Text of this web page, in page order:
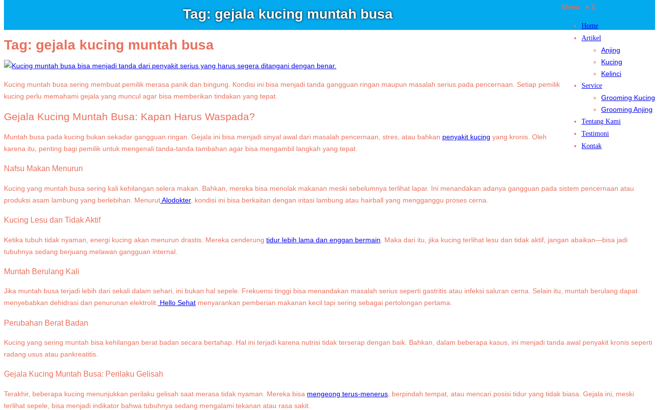
Menu ≡ ╳
Home
Artikel
Anjing
Kucing
Kelinci
Service
Grooming Kucing
Grooming Anjing
Tentang Kami
Testimoni
Kontak
Tag: gejala kucing muntah busa
Tag: gejala kucing muntah busa
Kucing muntah busa sering membuat pemilik merasa panik dan bingung. Kondisi ini bisa menjadi tanda gangguan ringan maupun masalah serius pada pencernaan. Setiap pemilik
kucing perlu memahami gejala yang muncul agar bisa memberikan tindakan yang tepat.
Gejala Kucing Muntah Busa: Kapan Harus Waspada?
Muntah busa pada kucing bukan sekadar gangguan ringan. Gejala ini bisa menjadi sinyal awal dari masalah pencernaan, stres, atau bahkan penyakit kucing yang kronis. Oleh
karena itu, penting bagi pemilik untuk mengenali tanda-tanda tambahan agar bisa mengambil langkah yang tepat.
Nafsu Makan Menurun
Kucing yang muntah busa sering kali kehilangan selera makan. Bahkan, mereka bisa menolak makanan meski sebelumnya terlihat lapar. Ini menandakan adanya gangguan pada sistem pencernaan atau
produksi asam lambung yang berlebihan. MenurutAlodokter, kondisi ini bisa berkaitan dengan iritasi lambung atau hairball yang mengganggu proses cerna.
Kucing Lesu dan Tidak Aktif
Ketika tubuh tidak nyaman, energi kucing akan menurun drastis. Mereka cenderung tidur lebih lama dan enggan bermain . Maka dari itu, jika kucing terlihat lesu dan tidak aktif, jangan abaikan—bisa jadi
tubuhnya sedang berjuang melawan gangguan internal.
Muntah Berulang Kali
Jika muntah busa terjadi lebih dari sekali dalam sehari, ini bukan hal sepele. Frekuensi tinggi bisa menandakan masalah serius seperti gastritis atau infeksi saluran cerna. Selain itu, muntah berulang dapat
menyebabkan dehidrasi dan penurunan elektrolit. Hello Sehat menyarankan pemberian makanan kecil tapi sering sebagai pertolongan pertama.
Perubahan Berat Badan
Kucing yang sering muntah bisa kehilangan berat badan secara bertahap. Hal ini terjadi karena nutrisi tidak terserap dengan baik. Bahkan, dalam beberapa kasus, ini menjadi tanda awal penyakit kronis seperti
radang usus atau pankreatitis.
Gejala Kucing Muntah Busa: Perilaku Gelisah
Terakhir, beberapa kucing menunjukkan perilaku gelisah saat merasa tidak nyaman. Mereka bisa mengeong terus-menerus , berpindah tempat, atau mencari posisi tidur yang tidak biasa. Gejala ini, meski
terlihat sepele, bisa menjadi indikator bahwa tubuhnya sedang mengalami tekanan atau rasa sakit.